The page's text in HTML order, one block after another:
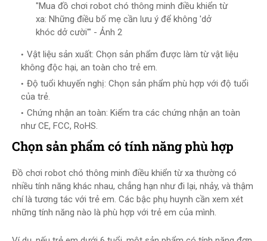
"Mua đồ chơi robot chó thông minh điều khiển từ
xa: Những điều bố mẹ cần lưu ý để không 'dở
khóc dở cười'" - Ảnh 2
Vật liệu sản xuất: Chọn sản phẩm được làm từ vật liệu
không độc hại, an toàn cho trẻ em.
Độ tuổi khuyến nghị: Chọn sản phẩm phù hợp với độ tuổi
của trẻ.
Chứng nhận an toàn: Kiểm tra các chứng nhận an toàn
như CE, FCC, RoHS.
Chọn sản phẩm có tính năng phù hợp
Đồ chơi robot chó thông minh điều khiển từ xa thường có
nhiều tính năng khác nhau, chẳng hạn như đi lại, nhảy, và thậm
chí là tương tác với trẻ em. Các bậc phụ huynh cần xem xét
những tính năng nào là phù hợp với trẻ em của mình.